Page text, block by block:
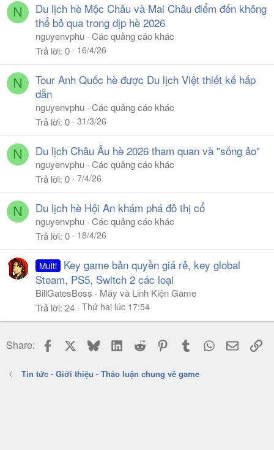
N
Du lịch hè Mộc Châu và Mai Châu điểm đến không
thể bỏ qua trong dịp hè 2026
nguyenvphu Các quảng cáo khác
Trả lời 0 16/4/26
N
Tour Anh Quốc hè được Du lịch Việt thiết kế hấp
dẫn
nguyenvphu Các quảng cáo khác
Trả lời 0 31/3/26
N Du lịch Châu Âu hè 2026 tham quan và "sống ảo"
nguyenvphu Các quảng cáo khác
Trả lời 0 7/4/26
N Du lịch hè Hội An khám phá đô thị cổ
nguyenvphu Các quảng cáo khác
Trả lời 0 18/4/26
Multi
Key game bản quyền giá rẻ, key global
Steam, PS5, Switch 2 các loại
BillGatesBoss
Máy và Linh Kiện Game
Trả lời 24 Thứ hai lúc 17:54
Share: Facebook BlueskyLinkedIn
Reddit PinterestTumblr WhatsApp
Email
Tin tức - Giới thiệu - Thảo luận chung về game